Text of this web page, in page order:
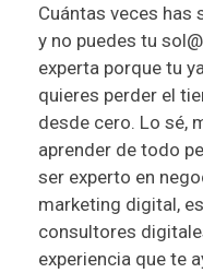
Cuántas veces has
y no puedes tu
experta porque tu
quieres perder el
desde cero. Lo sé,
aprender de todo
ser experto en
marketing digital,
consultores
experiencia que te